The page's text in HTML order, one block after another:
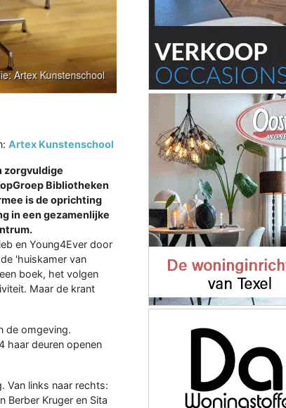
Artex Kunstenschool
zorgvuldige
Bibliotheken
is de oprichting
in een gezamenlijke
en Young4Ever door
'huiskamer van
boek, het volgen
Maar de krant
de omgeving.
haar deuren openen
Van links naar rechts:
Berber Kruger en Sita